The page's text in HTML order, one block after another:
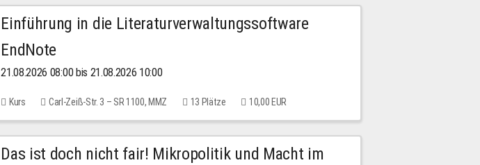
Einführung in die Literaturverwaltungssoftware
EndNote
21.08.2026 08:00 bis 21.08.2026 10:00
Kurs Carl-Zeiß-Str. 3 – SR 1100, MMZ 13 Plätze 10,00 EUR
Das ist doch nicht fair! Mikropolitik und Macht im